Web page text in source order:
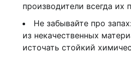
производители всегда их
Не забывайте про
из некачественных
источать стойкий